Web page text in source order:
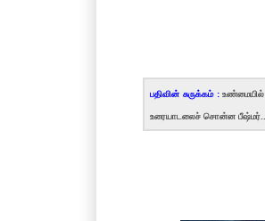
பதிவின் சுருக்கம் :உண்மையில்
உரையாடலைச் சொன்ன பீஷ்மர்...